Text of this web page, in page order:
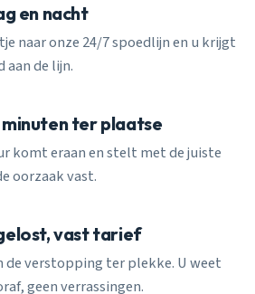
en nacht
naar onze 24/7 spoedlijn en u krijgt
aan de lijn.
minuten ter plaatse
komt eraan en stelt met de juiste
oorzaak vast.
vast tarief
de verstopping ter plekke. U weet
geen verrassingen.